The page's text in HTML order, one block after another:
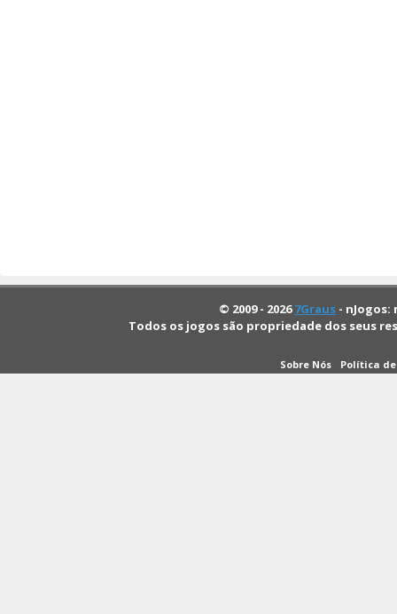
© 2009 - 20267Graus -
Todos os jogos são propriedade dos seus
Sobre Nós Política